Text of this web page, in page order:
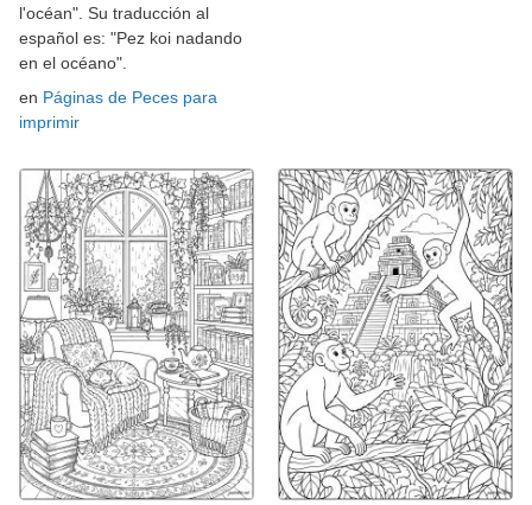
l'océan". Su traducción al
español es: "Pez koi nadando
en el océano".
en Páginas de Peces para
imprimir